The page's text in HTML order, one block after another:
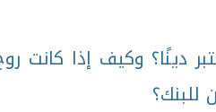
دينًا؟ وكيف إذا كانت